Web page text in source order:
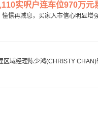
实呎户连车位970万元
憬再减息，买家入市信心明显增
域经理陈少鸿(CHRISTY